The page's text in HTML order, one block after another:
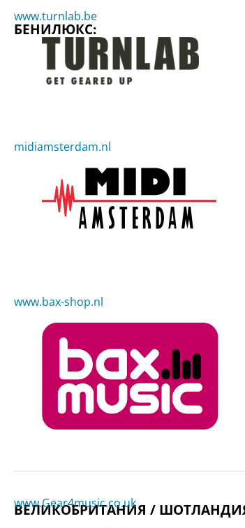
БЕНИЛЮКС:
www.turnlab.be
midiamsterdam.nl
www.bax-shop.nl
ВЕЛИКОБРИТАНИЯ /
www.Gear4music.co.uk